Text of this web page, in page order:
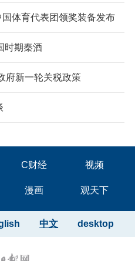
国体育代表团领奖装备发布
时期秦酒
府新一轮关税政策
C财经 视频
漫画 观天下
desktop
中文